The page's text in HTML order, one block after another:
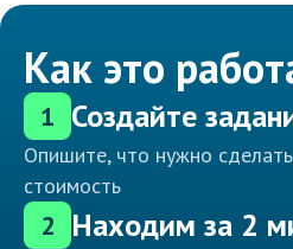
Как это
1 Создайте
Опишите, что нужно
стоимость
2 Находим за 2